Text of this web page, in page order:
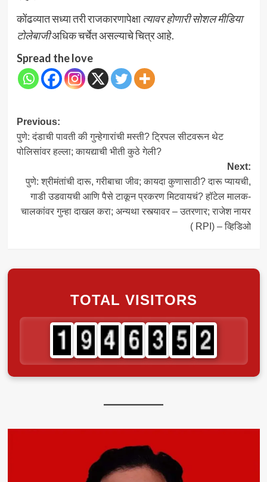
कोंढव्यात सध्या तरी राजकारणापेक्षात्यावर होणारी सोशल मीडिया
टोलेबाजीअधिक चर्चेत असल्याचे चित्र आहे.
Spread the love
Post
navigation
Previous:
पुणे: दंडाची पावती की गुन्हेगारांची मस्ती? ट्रिपल सीटवरून थेट
पोलिसांवर हल्ला; कायद्याची भीती कुठे गेली?
Next:
पुणे: श्रीमंतांची दारू, गरीबाचा जीव; कायदा कुणासाठी? दारू प्यायची,
गाडी उडवायची आणि पैसे टाकून प्रकरण मिटवायचं? हॉटेल मालक-
चालकांवर गुन्हा दाखल करा; अन्यथा रस्त्यावर – उतरणार; राजेश नायर
( RPI) – व्हिडिओ
TOTAL VISITORS